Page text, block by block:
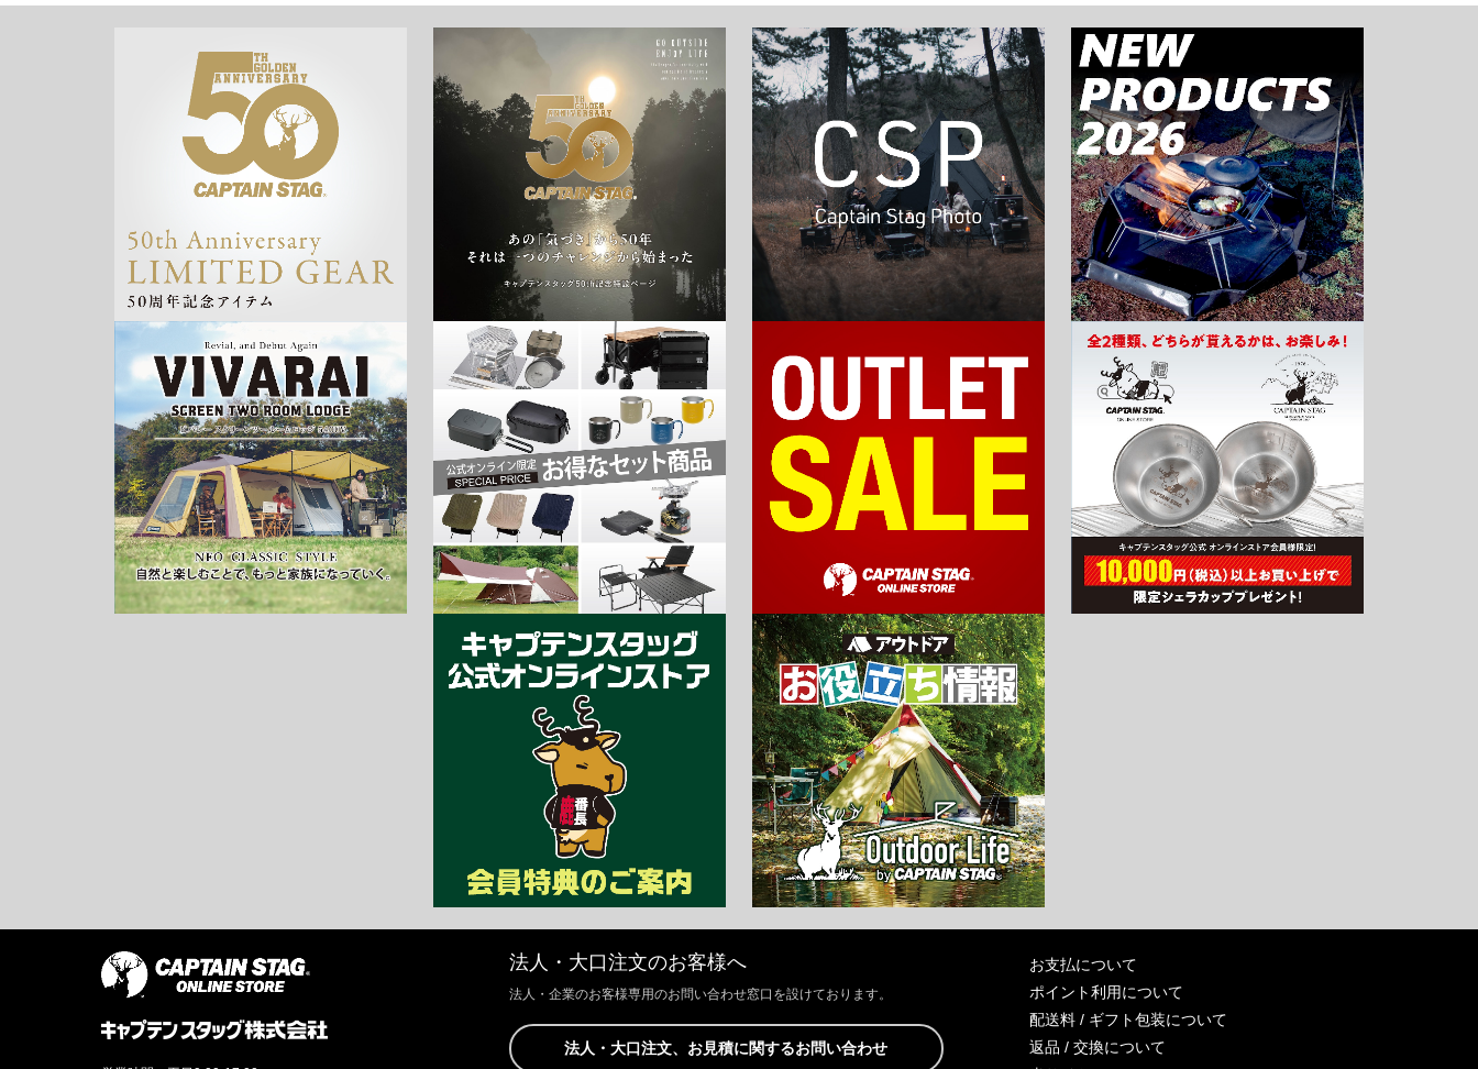
法人・大口注文のお客様へ
法人・企業のお客様専用のお問い合わせ窓口を設けております。
法人・大口注文、お見積に関するお問い合わせ
お支払について
ポイント利用について
配送料 / ギフト包装について
返品 / 交換について